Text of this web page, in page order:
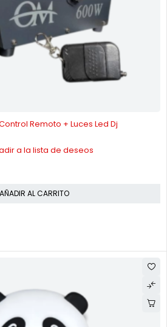
Remoto + Luces Led Dj
a la lista de deseos
AÑADIR AL CARRITO